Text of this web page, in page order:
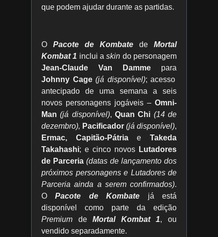
que podem ajudar durante as partidas.
O Pacote de Kombate de Mortal
Kombat 1 inclui askin do personagem
Jean-Claude Van Damme para
Johnny Cage (já disponível); acesso
antecipado de uma semana a seis
novos personagens jogáveis – Omni-
Man (já disponível),Quan Chi (14 de
dezembro), Pacificador (já disponível),
Ermac, Capitão-PátriaeTakeda
Takahashi; e cinco novos Lutadores
de Parceria (datas de lançamento dos
próximos personagens e Lutadores de
Parceria ainda a serem confirmados).
O Pacote de Kombate já está
disponível como parte da edição
Premium deMortal Kombat 1, ou
vendido separadamente.